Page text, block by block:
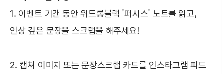
1. 이벤트 기간 동안 위드롱블랙 '퍼시스' 노트를 읽고,
인상 깊은 문장을 스크랩을 해주세요!
2. 캡쳐 이미지 또는 문장스크랩 카드를 인스타그램 피드